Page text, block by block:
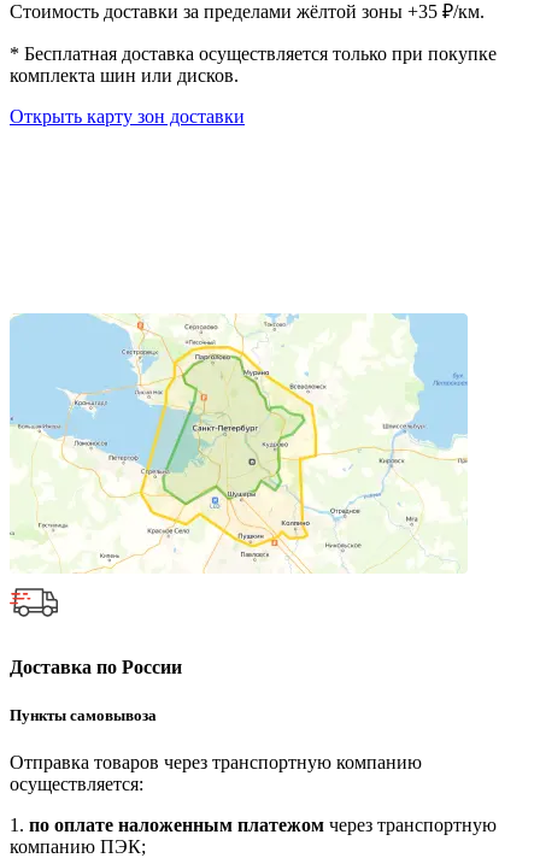
Стоимость доставки за пределами жёлтой зоны +35 ₽/км.
* Бесплатная доставка осуществляется только при покупке
комплекта шин или дисков.
Открыть карту зон доставки
Доставка по России
Пункты самовывоза
Отправка товаров через транспортную компанию
осуществляется:
1. по оплате наложенным платежом через транспортную
компанию ПЭК;